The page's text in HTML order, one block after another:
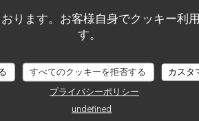
ります。お客様自身でクッキー利
す。
すべてのクッキーを拒否する
カスタ
プライバシーポリシー
undefined
4/5
O'CHAROLAIS